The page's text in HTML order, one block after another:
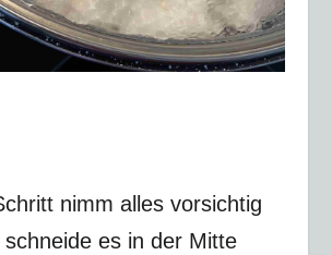
nimm alles vorsichtig
schneide es in der Mitte